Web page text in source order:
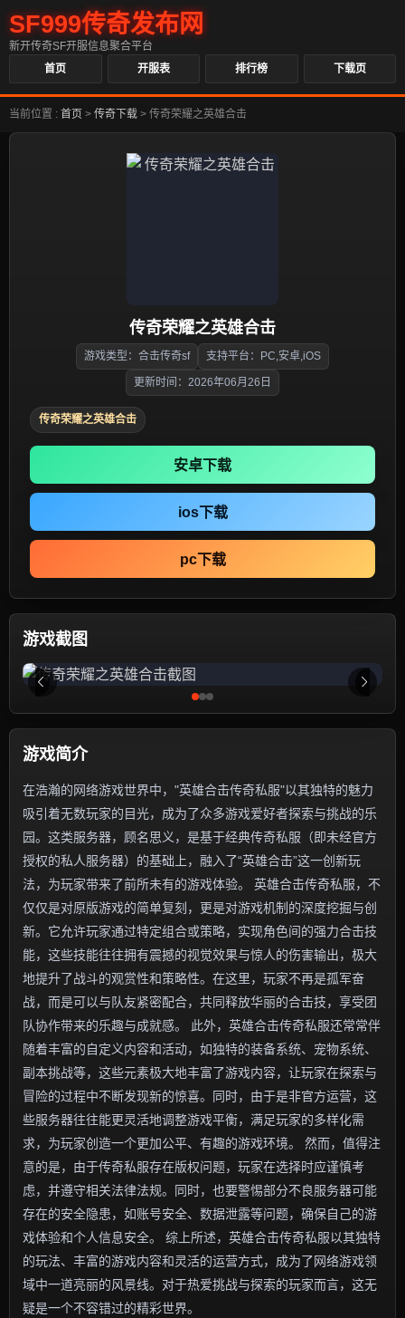
SF999传奇发布网
新开传奇SF开服信息聚合平台
首页
开服表 排行榜 下载页
当前位置 : 首页 > 传奇下载 > 传奇荣耀之英雄合击
传奇荣耀之英雄合击
游戏类型：合击传奇sf 支持平台：PC,安卓,iOS
更新时间：2026年06月26日
传奇荣耀之英雄合击
安卓下载
ios下载
pc下载
游戏截图
游戏简介
在浩瀚的网络游戏世界中，"英雄合击传奇私服"以其独特的魅力
吸引着无数玩家的目光，成为了众多游戏爱好者探索与挑战的乐
园。这类服务器，顾名思义，是基于经典传奇私服（即未经官方
授权的私人服务器）的基础上，融入了“英雄合击”这一创新玩
法，为玩家带来了前所未有的游戏体验。 英雄合击传奇私服，不
仅仅是对原版游戏的简单复刻，更是对游戏机制的深度挖掘与创
新。它允许玩家通过特定组合或策略，实现角色间的强力合击技
能，这些技能往往拥有震撼的视觉效果与惊人的伤害输出，极大
地提升了战斗的观赏性和策略性。在这里，玩家不再是孤军奋
战，而是可以与队友紧密配合，共同释放华丽的合击技，享受团
队协作带来的乐趣与成就感。 此外，英雄合击传奇私服还常常伴
随着丰富的自定义内容和活动，如独特的装备系统、宠物系统、
副本挑战等，这些元素极大地丰富了游戏内容，让玩家在探索与
冒险的过程中不断发现新的惊喜。同时，由于是非官方运营，这
些服务器往往能更灵活地调整游戏平衡，满足玩家的多样化需
求，为玩家创造一个更加公平、有趣的游戏环境。 然而，值得注
意的是，由于传奇私服存在版权问题，玩家在选择时应谨慎考
虑，并遵守相关法律法规。同时，也要警惕部分不良服务器可能
存在的安全隐患，如账号安全、数据泄露等问题，确保自己的游
戏体验和个人信息安全。 综上所述，英雄合击传奇私服以其独特
的玩法、丰富的游戏内容和灵活的运营方式，成为了网络游戏领
域中一道亮丽的风景线。对于热爱挑战与探索的玩家而言，这无
疑是一个不容错过的精彩世界。